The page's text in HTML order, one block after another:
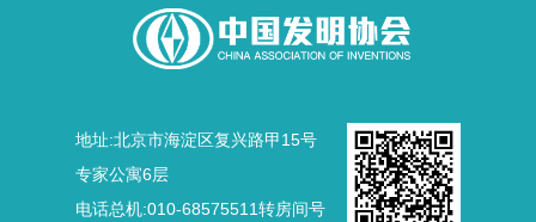
地址:北京市海淀区复兴路甲15号
专家公寓6层
电话总机:010-68575511转房间号